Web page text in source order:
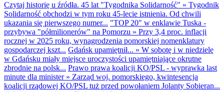
Czytaj historię u źródła. 45 lat "Tygodnika Solidarność" » Tygodnik
Solidarność obchodzi w tym roku 45-lecie istnienia. Od chwili
ukazania się pierwszego numer... "TOP 20" w enklawie Tuska -
przybywa "półmilionerów" na Pomorzu » Przy 3,4 proc. inflacji
rocznej w 2025 roku, wynagrodzenia pomorskiej nomenklatury
gospodarczej kszt... Gdańsk upamiętnił... » W sobotę i w niedzielę
w Gdańsku miały miejsce uroczystości upamiętniające okrutne
zbrodnie na polsk... Prawo prawa koalicji KO/PSL - wyprawka last
minute dla minister» Zarząd woj. pomorskiego, kwintesencja
koalicji rządowej KO/PSL tuż przed powołaniem Jolanty Sobieran...